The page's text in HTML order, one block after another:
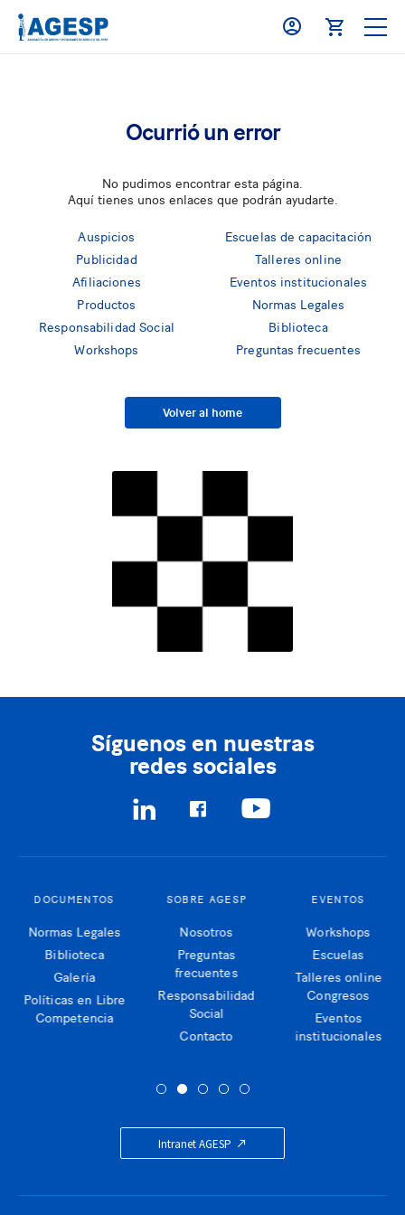
Ocurrió un error
No pudimos encontrar esta página.
Aquí tienes unos enlaces que podrán ayudarte.
Auspicios
Publicidad
Afiliaciones
Productos
Responsabilidad Social
Workshops
Escuelas de capacitación
Talleres online
Eventos institucionales
Normas Legales
Biblioteca
Preguntas frecuentes
Volver al home
Síguenos en nuestras
redes sociales
DOCUMENTOS
Normas Legales
Biblioteca
Galería
Políticas en Libre
Competencia
SOBRE AGESP
Nosotros
Preguntas
frecuentes
Responsabilidad
Social
Contacto
EVENTOS
Workshops
Escuelas
Talleres online
Congresos
Eventos
institucionales
Intranet AGESP